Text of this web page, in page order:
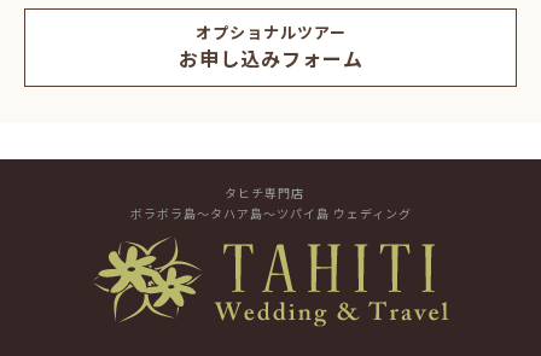
オプショナルツアー
お申し込みフォーム
タヒチ専門店
ボラボラ島～タハア島～ツパイ島 ウェディング